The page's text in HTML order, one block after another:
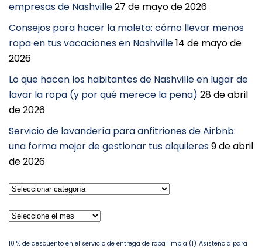
empresas de Nashville27 de mayo de 2026
Consejos para hacer la maleta: cómo llevar menos
ropa en tus vacaciones en Nashville14 de mayo de
2026
Lo que hacen los habitantes de Nashville en lugar de
lavar la ropa (y por qué merece la pena) 28 de abril
de 2026
Servicio de lavandería para anfitriones de Airbnb:
una forma mejor de gestionar tus alquileres9 de abril
de 2026
Seleccionar
Archivos
10 % de descuento en el servicio de entrega de ropa limpia (1) Asistencia para